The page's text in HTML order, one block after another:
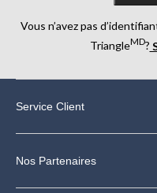
Vous n’avez pas
TriangleMD?
Service Client
Nos Partenaires